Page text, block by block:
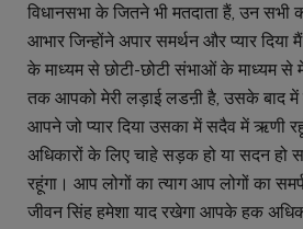
विधानसभा के जितने भी मतदाता हैं, उन सभी
आभार जिन्होंने अपार समर्थन और प्यार दिया
के माध्यम से छोटी-छोटी संभाओं के माध्यम से
तक आपको मेरी लड़ाई लडऩी है, उसके बाद
आपने जो प्यार दिया उसका में सदैव में ऋणी
अधिकारों के लिए चाहे सड़क हो या सदन हो
रहूंगा। आप लोगों का त्याग आप लोगों का
जीवन सिंह हमेशा याद रखेगा आपके हक